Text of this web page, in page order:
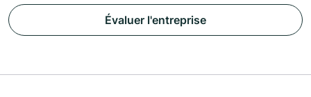
Évaluer l'entreprise